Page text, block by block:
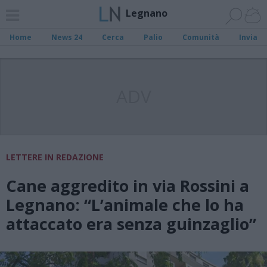
Legnano
Home News 24 Cerca Palio Comunità Invia
LETTERE IN REDAZIONE
Cane aggredito in via Rossini a
Legnano: “L’animale che lo ha
attaccato era senza guinzaglio”